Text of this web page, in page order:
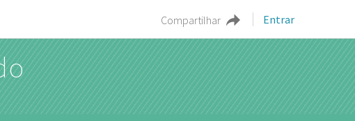
Compartilhar Entrar